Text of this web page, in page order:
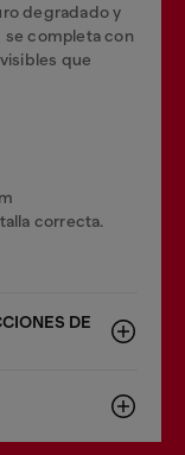
degradado y
se completa con
que
correcta.
DE